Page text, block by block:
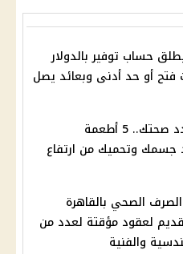
حساب توفير بالدولار
فتح أو حد أدنى وبعائد يصل
موجة الحر تهدد صحتك.. 5 أطعمة
جسمك وتحميك من ارتفاع
الصحي بالقاهرة
لعقود مؤقتة لعدد من
والفنية